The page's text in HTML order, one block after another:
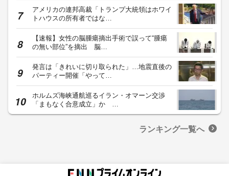
アメリカの連邦高裁「トランプ大統領はホワイ
トハウスの所有者ではな…
【速報】女性の脳腫瘍摘出手術で誤って“腫瘍
の無い部位”を摘出 脳…
発言は「きれいに切り取られた」…地震直後の
パーティー開催「やって…
ホルムズ海峡通航巡るイラン・オマーン交渉
「まもなく合意成立」か …
ランキング一覧へ